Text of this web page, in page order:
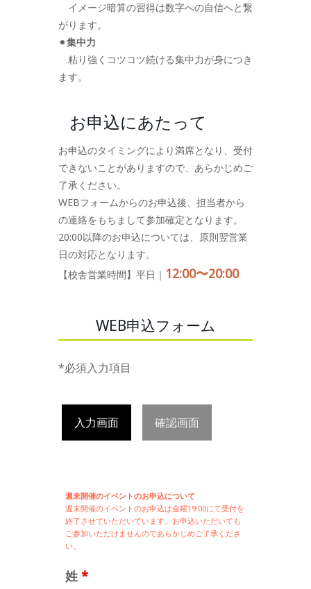
イメージ暗算の習得は数字への自信へと繋
がります。
⚫︎集中力
粘り強くコツコツ続ける集中力が身につき
ます。
お申込にあたって
お申込のタイミングにより満席となり、受付
できないことがありますので、あらかじめご
了承ください。
WEBフォームからのお申込後、担当者から
の連絡をもちまして参加確定となります。
20:00以降のお申込については、原則翌営業
日の対応となります。
【校舎営業時間】平日｜ 12:00〜20:00
WEB申込フォーム
*必須入力項目
入力画面 確認画面
週末開催のイベントのお申込について
週末開催のイベントのお申込は金曜19:00にて受付を
終了させていただいています。お申込いただいても
ご参加いただけませんのであらかじめご了承くださ
い。
姓 *